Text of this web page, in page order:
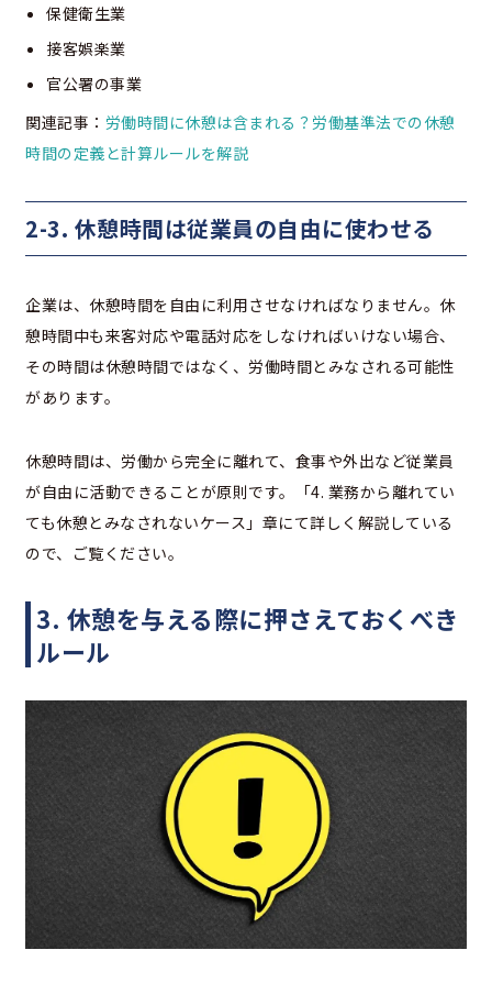
保健衛生業
接客娯楽業
官公署の事業
関連記事： 労働時間に休憩は含まれる？労働基準法での休憩
時間の定義と計算ルールを解説
2-3. 休憩時間は従業員の自由に使わせる
企業は、休憩時間を自由に利用させなければなりません。休
憩時間中も来客対応や電話対応をしなければいけない場合、
その時間は休憩時間ではなく、労働時間とみなされる可能性
があります。
休憩時間は、労働から完全に離れて、食事や外出など従業員
が自由に活動できることが原則です。「4. 業務から離れてい
ても休憩とみなされないケース」章にて詳しく解説している
ので、ご覧ください。
3. 休憩を与える際に押さえておくべき
ルール